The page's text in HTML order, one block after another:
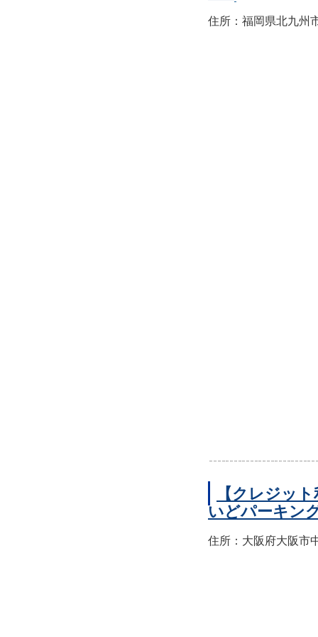
住所：福岡県北九州
【クレジッ
いどパーキン
住所：大阪府大阪市